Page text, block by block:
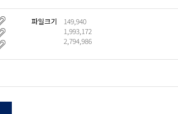
파일크기
149,940
1,993,172
2,794,986